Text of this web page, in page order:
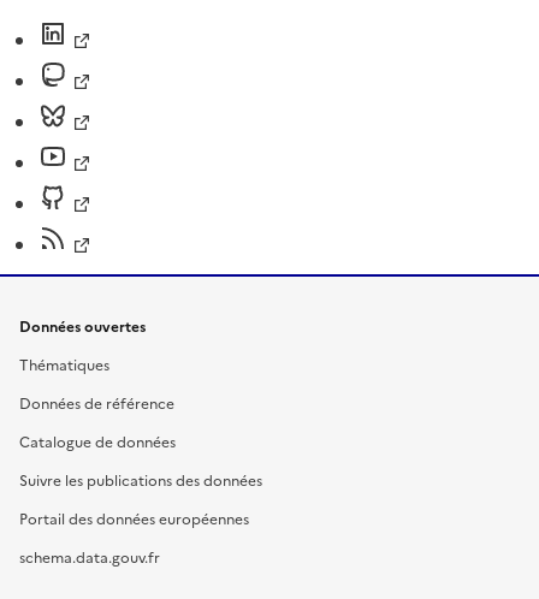
Données ouvertes
Thématiques
Données de référence
Catalogue de données
Suivre les publications des données
Portail des données européennes
schema.data.gouv.fr